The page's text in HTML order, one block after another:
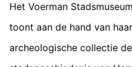
Het Voerman
toont aan de hand van haar
archeologische collectie de